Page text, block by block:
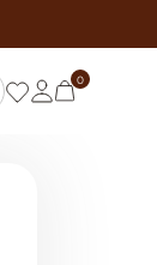
0